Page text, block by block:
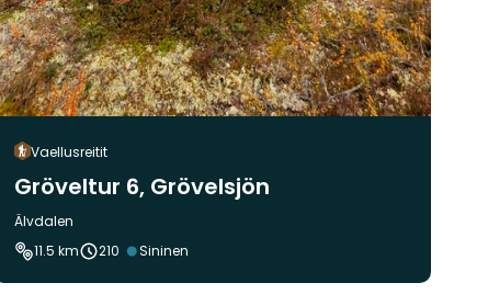
Vaellusreitit
Gröveltur 6, Grövelsjön
Kunta:
Älvdalen
11.5 km
210 Vaikeustaso:
Sininen